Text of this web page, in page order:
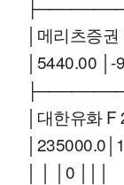
│메리츠증
│5440.00 │-
│대한유화
│ │ │0 │││